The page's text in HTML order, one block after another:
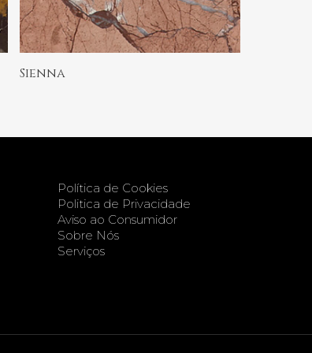
Sienna
Política de Cookies
Politica de Privacidade
Aviso ao Consumidor
Sobre Nós
Serviços